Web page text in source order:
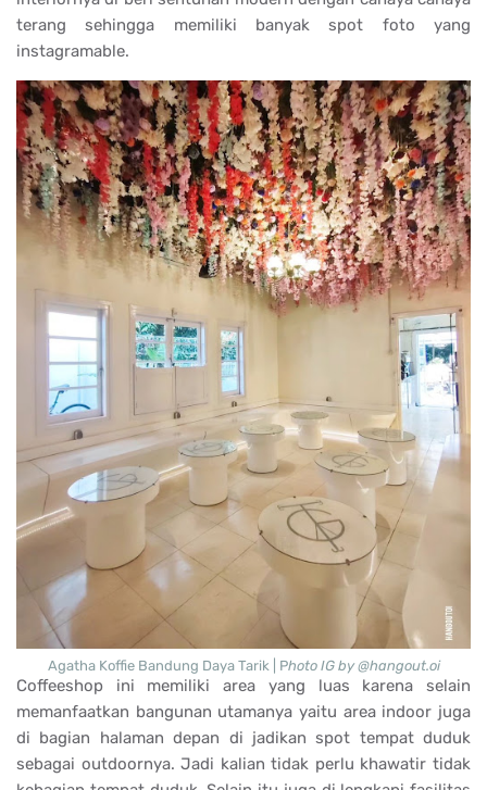
terang sehingga memiliki banyak spot foto yang
instagramable.
Agatha Koffie Bandung Daya Tarik | Photo IG by @hangout.oi
Coffeeshop ini memiliki area yang luas karena selain
memanfaatkan bangunan utamanya yaitu area indoor juga
di bagian halaman depan di jadikan spot tempat duduk
sebagai outdoornya. Jadi kalian tidak perlu khawatir tidak